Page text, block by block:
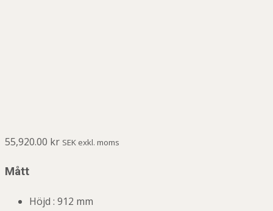
55,920.00 kr SEK exkl. moms
Mått
Höjd : 912 mm